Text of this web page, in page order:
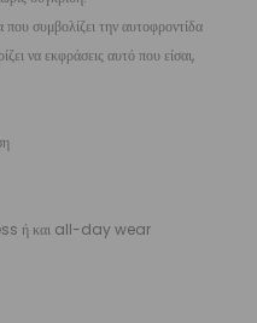
συμβολίζει την αυτοφροντίδα
να εκφράσεις αυτό που είσαι,
ή και all-day wear